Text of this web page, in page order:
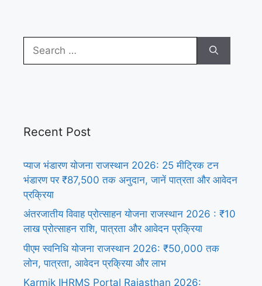
for:
Recent Post
प्याज भंडारण योजना राजस्थान 2026: 25 मीट्रिक टन
भंडारण पर ₹87,500 तक अनुदान, जानें पात्रता और आवेदन
प्रक्रिया
अंतरजातीय विवाह प्रोत्साहन योजना राजस्थान 2026 : ₹10
लाख प्रोत्साहन राशि, पात्रता और आवेदन प्रक्रिया
पीएम स्वनिधि योजना राजस्थान 2026: ₹50,000 तक
लोन, पात्रता, आवेदन प्रक्रिया और लाभ
Karmik IHRMS Portal Rajasthan 2026: